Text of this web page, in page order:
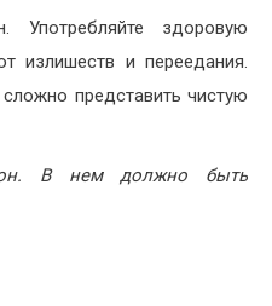
Употребляйте здоровую
излишеств и переедания.
представить чистую
В нем должно быть